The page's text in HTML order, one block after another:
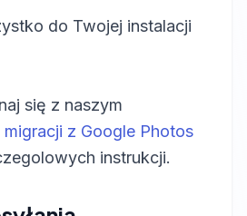
do Twojej instalacji
się z naszym
z Google Photos
instrukcji.